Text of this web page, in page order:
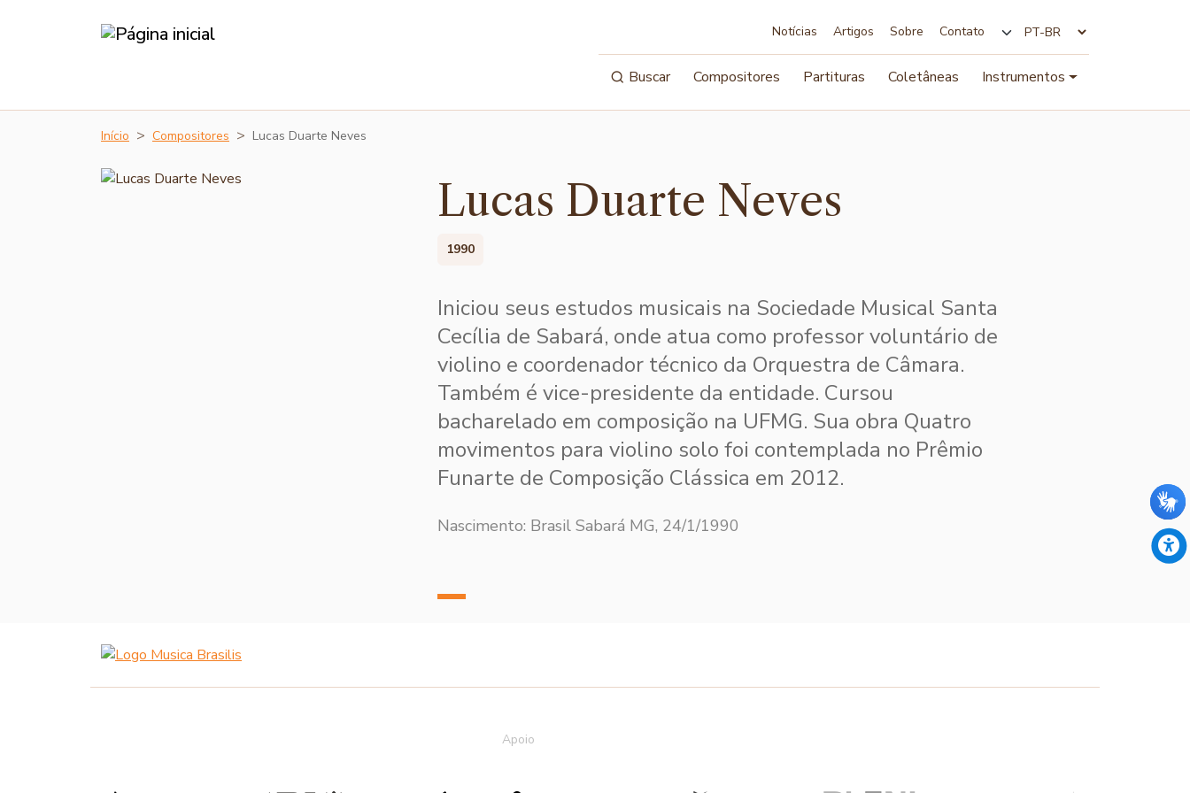
Notícias Artigos Sobre Contato
Buscar Compositores Partituras Coletâneas Instrumentos
Início Compositores Lucas Duarte Neves
Lucas Duarte Neves
1990
Iniciou seus estudos musicais na Sociedade Musical Santa
Cecília de Sabará, onde atua como professor voluntário de
violino e coordenador técnico da Orquestra de Câmara.
Também é vice-presidente da entidade. Cursou
bacharelado em composição na UFMG. Sua obra Quatro
movimentos para violino solo foi contemplada no Prêmio
Funarte de Composição Clássica em 2012.
Nascimento: Brasil Sabará MG, 24/1/1990
Apoio